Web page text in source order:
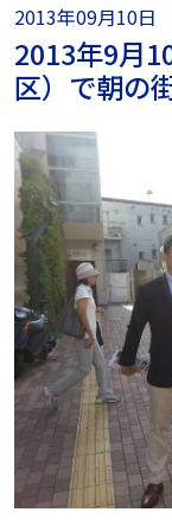
2013年09月10日
2013年9月
区）で朝の